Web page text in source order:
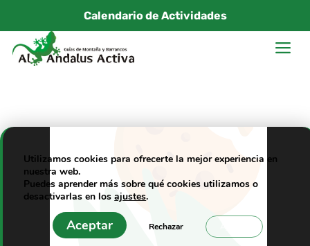
contenido
Calendario de Actividades
[tboot_column_wrap]
[tboot_column size=»4″]
Ponte en contacto con nosotros si deseas
información o reservar cualquiera de nuestras
Utilizamos cookies para ofrecerte la mejor experiencia en
nuestra web.
Puedes aprender más sobre qué cookies utilizamos o
desactivarlas en losajustes.
Aceptar Rechazar